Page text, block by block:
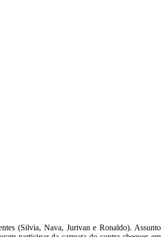
(Silvia, Nava, Jurivan e Ronaldo). Assunto